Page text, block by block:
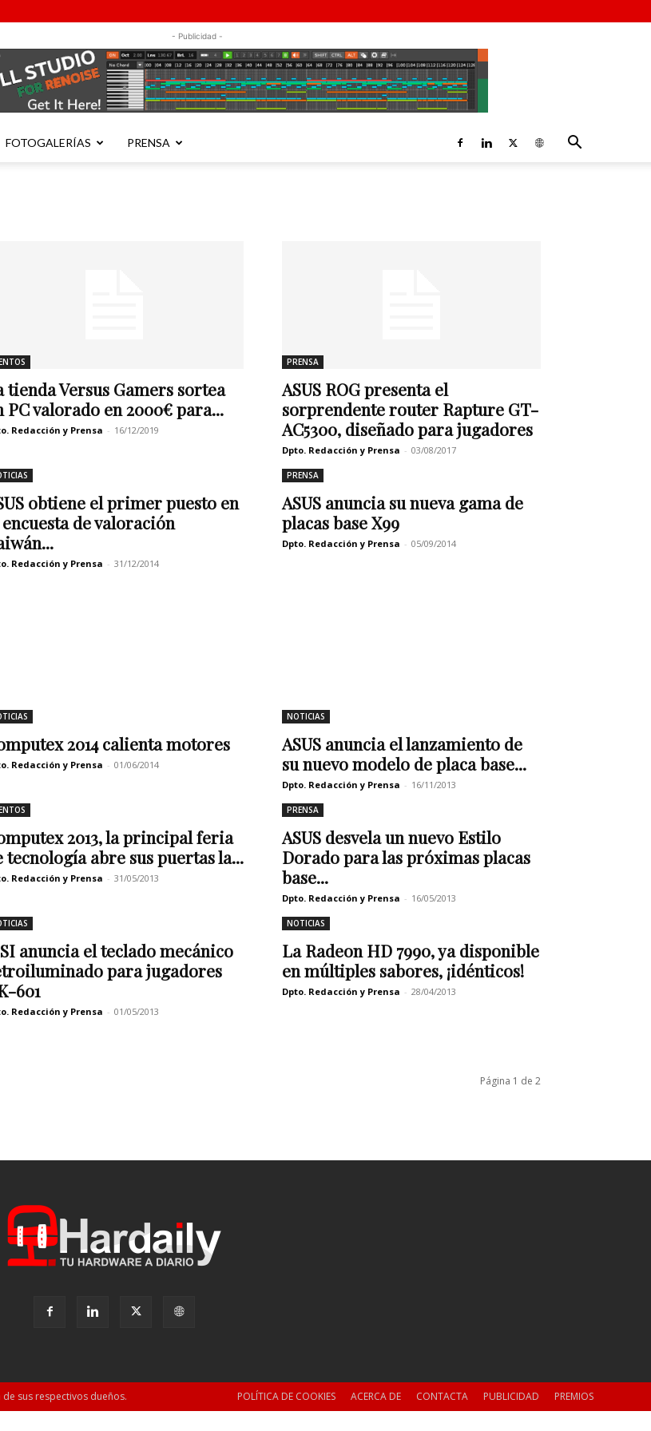
- Publicidad -
FOTOGALERÍAS PRENSA
tienda Versus Gamers sortea
PC valorado en 2000€ para...
Redacción y Prensa - 16/12/2019
PRENSA
ASUS ROG presenta el
sorprendente router Rapture GT-
AC5300, diseñado para jugadores
Dpto. Redacción y Prensa - 03/08/2017
obtiene el primer puesto en
de valoración
Redacción y Prensa - 31/12/2014
PRENSA
ASUS anuncia su nueva gama de
placas base X99
Dpto. Redacción y Prensa - 05/09/2014
2014 calienta motores
Redacción y Prensa - 01/06/2014
NOTICIAS
ASUS anuncia el lanzamiento de
su nuevo modelo de placa base...
Dpto. Redacción y Prensa - 16/11/2013
2013, la principal feria
tecnología abre sus puertas la...
Redacción y Prensa - 31/05/2013
PRENSA
ASUS desvela un nuevo Estilo
Dorado para las próximas placas
base...
Dpto. Redacción y Prensa - 16/05/2013
anuncia el teclado mecánico
para jugadores
601
Redacción y Prensa - 01/05/2013
NOTICIAS
La Radeon HD 7990, ya disponible
en múltiples sabores, ¡idénticos!
Dpto. Redacción y Prensa - 28/04/2013
Página 1 de 2
POLÍTICA DE COOKIES ACERCA DE CONTACTA PUBLICIDAD PREMIOS
sus respectivos dueños.